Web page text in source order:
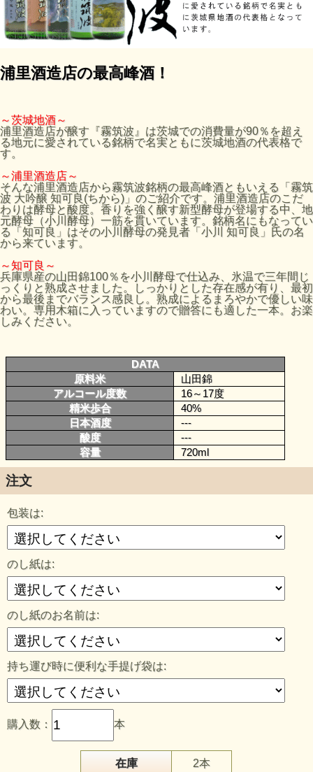
浦里酒造店の最高峰酒！
～茨城地酒～
浦里酒造店が醸す『霧筑波』は茨城での消費量が90％を超え
る地元に愛されている銘柄で名実ともに茨城地酒の代表格で
す。
～浦里酒造店～
そんな浦里酒造店から霧筑波銘柄の最高峰酒ともいえる「霧筑
波 大吟醸 知可良(ちから)」のご紹介です。浦里酒造店のこだ
わりは酵母と酸度。香りを強く醸す新型酵母が登場する中、地
元酵母（小川酵母）一筋を貫いています。銘柄名にもなってい
る「知可良」はその小川酵母の発見者「小川 知可良」氏の名
から来ています。
～知可良～
兵庫県産の山田錦100％を小川酵母で仕込み、氷温で三年間じ
っくりと熟成させました。しっかりとした存在感が有り、最初
から最後までバランス感良し。熟成によるまろやかで優しい味
わい。専用木箱に入っていますので贈答にも適した一本。お楽
しみください。
DATA
原料米
山田錦
アルコール度数
16～17度
精米歩合
40%
日本酒度
---
酸度
---
容量
720ml
注文
包装は:
のし紙は:
のし紙のお名前は:
持ち運び時に便利な手提げ袋は:
購入数： 本
在庫 2本